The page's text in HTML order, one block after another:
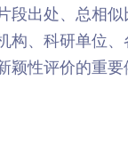
段出处、总相
构、科研单位
颖性评价的重